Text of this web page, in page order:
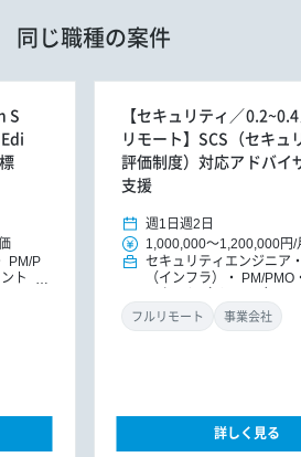
同じ職種の案件
S
PM/P
ト
【セキュリティ／
リモート】SCS（セキュ
評価制度）対応アドバイ
支援
週1日 週2日
1,000,000～1,200,000円/
セキュリティエンジニア
（インフラ）
PM/PMO
ント
DXコンサルタント
フルリモート 事業会社
詳しく見る